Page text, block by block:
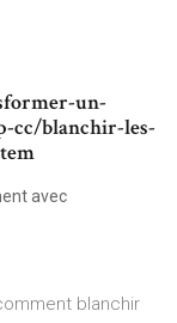
un-
cc/blanchir-les-
avec
blanchir